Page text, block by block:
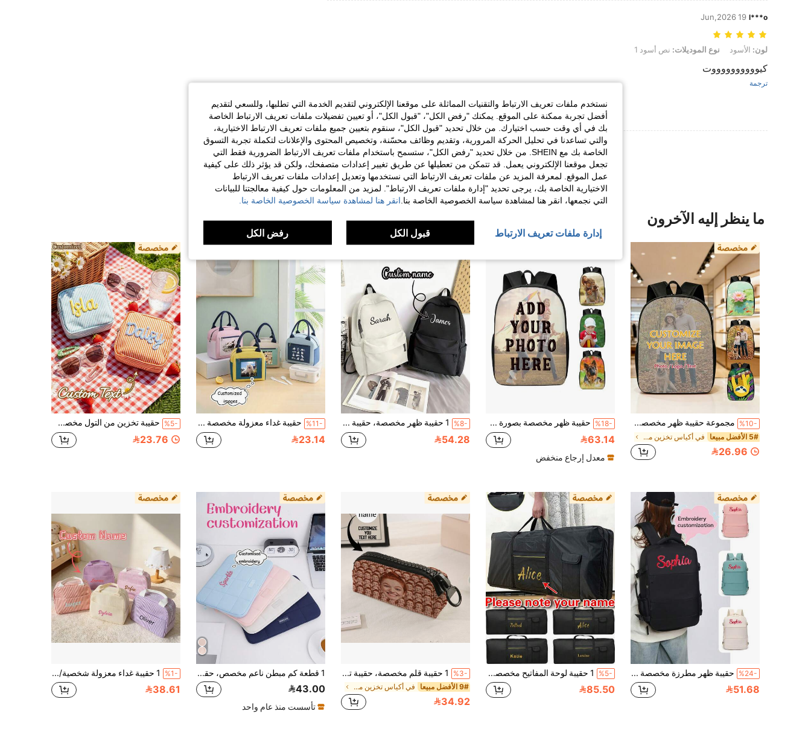
l***o
19 Jun,2026
لون: الأسود, نوع الموديلات: نص أسود 1
لون: الأسود نوع الموديلات: نص أسود 1
كيووووووووووت
ترجمة
مفيد (0)
عرض المزيد من المراجعات
ما ينظر إليه الآخرون
%10- مجموعة حقيبة ظهر مخصصة بتصميم صور شخصية من 3 قطع: حقيبة ظهر وحقيبة كتف وحقيبة غداء، حقيبة مدرسية خفيفة الوزن للطلاب، مناسبة للسفر
5# الأفضل مبيعا في أكياس تخزين مخصصة
26.96
%18- حقيبة ظهر مخصصة بصورة شخصية، حقيبة سفر مخصصة للرجال، سعة كبيرة، متعددة الاستخدامات، كاواي، Y2K، بسيطة، للتنقل، كاجوال عملي، فريدة، هدايا مثالية له، لها، العائلة، الأصدقاء، الذكرى السنوية، أعياد الميلاد، العطلات، العودة إلى المدرسة
63.14
معدل إرجاع منخفض
%8- 1 حقيبة ظهر مخصصة، حقيبة مطبوع عليها الاسم الشخصي، تصميم ياباني بسيط، تخزين متعدد الأقسام، مثالية للطلاب/المراهقين، للخارج، للسفر، للحفلات، للاستخدام اليومي، هدية فريدة للعائلة والأصدقاء، متعددة الاستخدامات، طباعة حروف، عصرية، كاجوال، مخصصة، شخصية، مميزة، قابلة للتخصيص، هدية مثالية، هدية عيد الميلاد
54.28
%11- حقيبة غداء معزولة مخصصة بنمط، صندوق غداء حراري، حقيبة حمل مع أرز مطبوخ، رقائق ألمنيوم سميكة، أرز مقاوم للماء، حقيبة غداء للطلاب، حقيبة غداء معزولة للنزهات، سعة كبيرة، محمولة، صندوق بنتو للمكتب
23.14
%5- حقيبة تخزين من التول مخصصة باسم شخصي، حقيبة مكياج وحقيبة أدوات تجميل، هدية لوصيفة العروس وهدية لحفلة العزوبية، حقيبة تخزين للفوط الصحية، للعودة إلى المدرسة
23.76
%24- حقيبة ظهر مطرزة مخصصة للرجال والنساء ذات سعة كبيرة، متعددة الوظائف للفصل بين الأجزاء الجافة والرطبة، حقيبة ظهر أم مقاومة للماء لرحلات العمل القصيرة، حقيبة ظهر ترفيهية ذات سعة كبيرة وأنيقة، حقيبة ظهر للسفر، حقيبة ظهر للكمبيوتر المحمول، حقيبة ظهر قابلة للنقل أثناء السفر، حقيبة سفر منفصلة بين الجاف والرطب المعزولة، حقيبة ظهر سفر كبيرة السعة للنساء خفيفة الوزن متعددة الأغراض
51.68
%5- 1 حقيبة لوحة المفاتيح مخصصة M MBAT مصنوعة من قماش أكسفورد مقاوم للماء، مطبوع عليها اسم شخصي أو حرف من A إلى Z، لحقيبة آلة موسيقية ذات 61 مفتاح، كفر حماية لبيانو كهربائي، حقيبة كتف، حقيبة تخزين آلة موسيقية كهربائية، حقيبة سفر
85.50
%3- 1 حقيبة قلم مخصصة، حقيبة تخزين قابلة للتخصيص بتصميمك الفريد (صورة، اسم، رسم توضيحي)، حقيبة مكياج خفيفة الوزن مزودة بسحاب، علبة أقلام، حقيبة أقلام بطراز كلاسيكي، مناسبة للمدرسة/الطلاب/موسم العودة إلى المدرسة، بريق السنة الجديدة
9# الأفضل مبيعا في أكياس تخزين مخصصة
34.92
1 قطعة كم مبطن ناعم مخصص، حقيبة جهاز لوحي مطرزة بحرف 14 بوصة، حقيبة حمل كمبيوتر محمول 15.6 بوصة، كم واقي للجهاز اللوحي، حقيبة يد متعددة الأحجام، مناسبة للاستخدام اليومي، يمكن تقديمها كهدايا لعيد الميلاد وعيد الأم وعيد المعلم وأعياد الميلاد، صديقة للسفر
43.00
تأسست منذ عام واحد
%1- 1 حقيبة غداء معزولة شخصية/صندوق غداء، صندوق غداء مخمل مخصص (قابل للتسمية)، حقيبة غداء، حقيبة غداء قابلة لإعادة الاستخدام، هدية للعودة إلى المدرسة، ضروري للمدرسة والعمل
38.61
نستخدم ملفات تعريف الارتباط والتقنيات المماثلة على موقعنا الإلكتروني لتقديم الخدمة التي تطلبها، وللسعي لتقديم
أفضل تجربة ممكنة على الموقع. يمكنك "رفض الكل"، "قبول الكل"، أو تعيين تفضيلات ملفات تعريف الارتباط الخاصة
بك في أي وقت حسب اختيارك. من خلال تحديد "قبول الكل"، سنقوم بتعيين جميع ملفات تعريف الارتباط الاختيارية،
والتي تساعدنا في تحليل الحركة المرورية، وتقديم وظائف محسّنة، وتخصيص المحتوى والإعلانات لتكملة تجربة التسوق
الخاصة بك مع SHEIN. من خلال تحديد "رفض الكل"، ستسمح باستخدام ملفات تعريف الارتباط الضرورية فقط التي
تجعل موقعنا الإلكتروني يعمل. قد تتمكن من تعطيلها عن طريق تغيير إعدادات متصفحك، ولكن قد يؤثر ذلك على كيفية
عمل الموقع. لمعرفة المزيد عن ملفات تعريف الارتباط التي نستخدمها وتعديل إعدادات ملفات تعريف الارتباط
الاختيارية الخاصة بك، يرجى تحديد "إدارة ملفات تعريف الارتباط". لمزيد من المعلومات حول كيفية معالجتنا للبيانات
التي نجمعها، انقر هنا لمشاهدة سياسة الخصوصية الخاصة بنا. انقر هنا لمشاهدة سياسة الخصوصية الخاصة بنا.
إدارة ملفات تعريف الارتباط قبول الكل رفض الكل